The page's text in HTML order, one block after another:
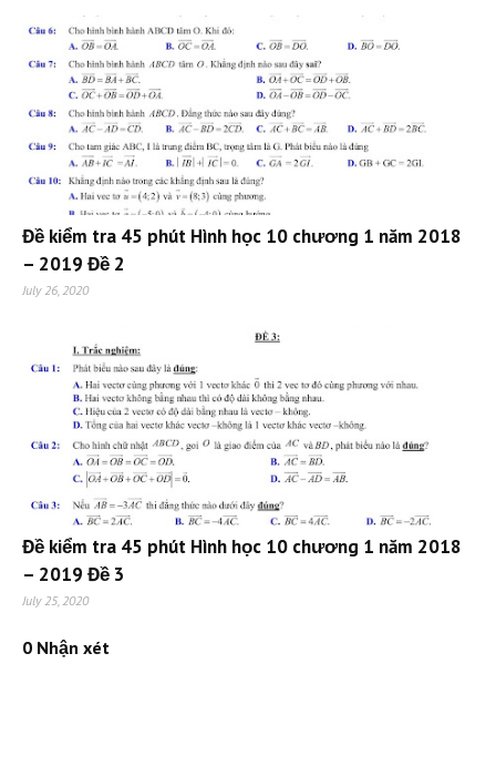
Đề kiểm tra 45 phút Hình học 10 chương 1 năm 2018
– 2019 Đề 2
July 26, 2020
Đề kiểm tra 45 phút Hình học 10 chương 1 năm 2018
– 2019 Đề 3
July 25, 2020
0 Nhận xét